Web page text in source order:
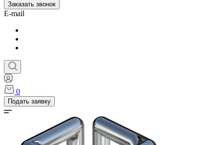
Заказать звонок
E-mail
0
Подать заявку